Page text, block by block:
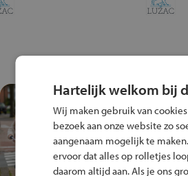
Test je
Fiets Veilig
Speel het Fiets
en win een
Hartelijk welkom bij
Wij maken gebruik van
bezoek aan onze website zo
aangenaam mogelijk te
ervoor dat alles op rolletjes
daarom altijd aan. Als je ons